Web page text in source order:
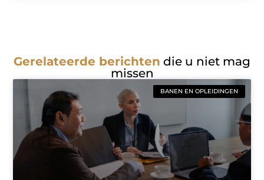
Gerelateerde berichten die u niet mag
missen
BANEN EN OPLEIDINGEN